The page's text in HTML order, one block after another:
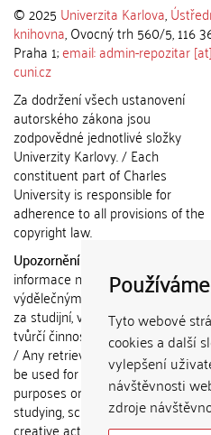
Tyto webové
cookies a další
vylepšení
návštěvnosti
zdroje
© 2025 Univerzita Karlova,
knihovna, Ovocný trh 560/5, 116
Praha 1;email: admin-repozitar [at]
cuni.cz
Za dodržení všech ustanovení
autorského zákona jsou
zodpovědné jednotlivé složky
Univerzity Karlovy. / Each
constituent part of Charles
University is responsible for
adherence to all provisions of the
copyright law.
Upozornění / Notice:
informace nemohou být použity k
výdělečným účelům nebo
za studijní, vědeckou nebo jinou
tvůrčí činnost jiné osoby než
/ Any retrieved information shall
be used for any commercial
purposes or claimed as results of
studying, scientific or any other
creative activities of any person